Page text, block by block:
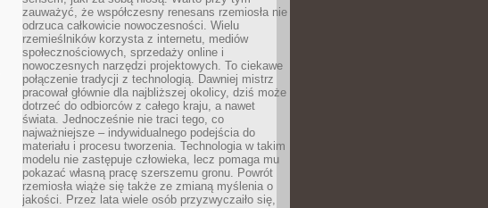
zauważyć, że współczesny renesans rzemiosła nie
odrzuca całkowicie nowoczesności. Wielu
rzemieślników korzysta z internetu, mediów
społecznościowych, sprzedaży online i
nowoczesnych narzędzi projektowych. To ciekawe
połączenie tradycji z technologią. Dawniej mistrz
pracował głównie dla najbliższej okolicy, dziś może
dotrzeć do odbiorców z całego kraju, a nawet
świata. Jednocześnie nie traci tego, co
najważniejsze – indywidualnego podejścia do
materiału i procesu tworzenia. Technologia w takim
modelu nie zastępuje człowieka, lecz pomaga mu
pokazać własną pracę szerszemu gronu. Powrót
rzemiosła wiąże się także ze zmianą myślenia o
jakości. Przez lata wiele osób przyzwyczaiło się,